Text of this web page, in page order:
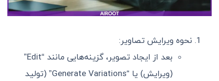
نحوه ویرایش تصاویر:
بعد از ایجاد تصویر، گزینه‌هایی مانند “Edit”
(ویرایش) یا “Generate Variations” (تولید